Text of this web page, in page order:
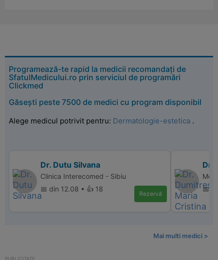
Programează-te rapid la medicii recomandați de
SfatulMedicului.ro prin serviciul de programări
Clickmed
Găsești peste 7500 de medici cu program disponibil
Alege medicul potrivit pentru: Dermatologie-estetica .
Dr. Dutu Silvana
Clinica Interecomed - Sibiu
📅 din 12.08 • 👍 18
Rezervă
Dr.
📅
Mai multi medici >